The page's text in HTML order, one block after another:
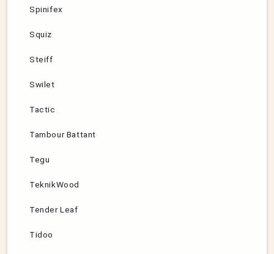
Spinifex
Squiz
Steiff
Swilet
Tactic
Tambour Battant
Tegu
TeknikWood
Tender Leaf
Tidoo